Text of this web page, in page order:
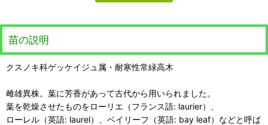
苗の説明
クスノキ科ゲッケイジュ属・耐寒性常緑高木
雌雄異株。葉に芳香があって古代から用いられました。
葉を乾燥させたものをローリエ（フランス語: laurier）、
ローレル（英語: laurel）、ベイリーフ（英語: bay leaf）などと呼ば